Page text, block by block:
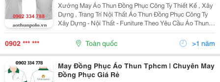
Xưởng May Áo Thun Đồng Phục Công Ty Thiết Kế , Xây
Dựng , Trang Trí Nội Thất Áo Thun Đồng Phục Công Ty
Xây Dựng - Nội Thất - Funiture Theo Yêu Cầu Áo Thun
Đồng Phục Công Ty Xây Dựng - Nội Thất - Funiture Theo
Yêu Cầu Đang Rất Được Ưa Chuộng Trên...
0902 *** *** Toàn quốc >1 năm
May Đồng Phục Áo Thun Tphcm | Chuyên May
Đồng Phục Giá Rẻ‎